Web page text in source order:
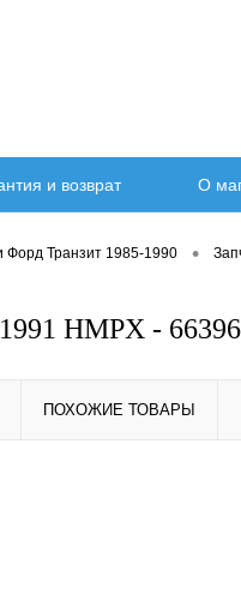
и возврат О
Форд Транзит 1985-1990 •
HMPX -
ПОХОЖИЕ ТОВАРЫ